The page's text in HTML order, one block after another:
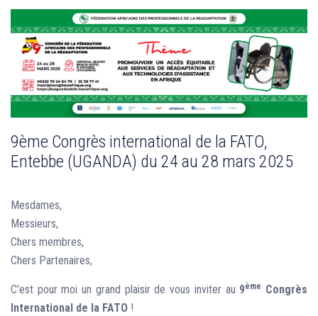
9ème Congrès international de la FATO,
Entebbe (UGANDA) du 24 au 28 mars 2025
Mesdames,
Messieurs,
Chers membres,
Chers Partenaires,
C’est pour moi un grand plaisir de vous inviter au 9ème Congrès
International de la FATO !